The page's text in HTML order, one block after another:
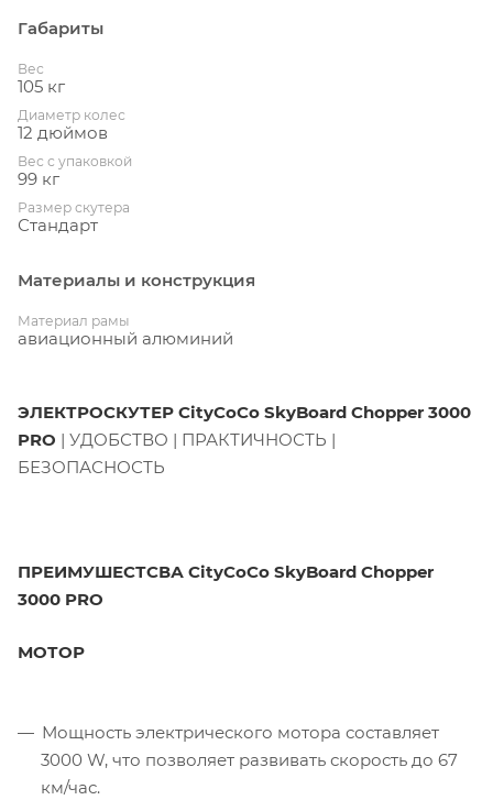
Габариты
Вес
105 кг
Диаметр колес
12 дюймов
Вес с упаковкой
99 кг
Размер скутера
Стандарт
Материалы и конструкция
Материал рамы
авиационный алюминий
ЭЛЕКТРОСКУТЕР CityCoCo SkyBoard Chopper 3000
PRO | УДОБСТВО | ПРАКТИЧНОСТЬ |
БЕЗОПАСНОСТЬ
ПРЕИМУШЕСТСВА CityCoCo SkyBoard Chopper
3000 PRO
МОТОР
Мощность электрического мотора составляет
3000 W, что позволяет развивать скорость до 67
км/час.